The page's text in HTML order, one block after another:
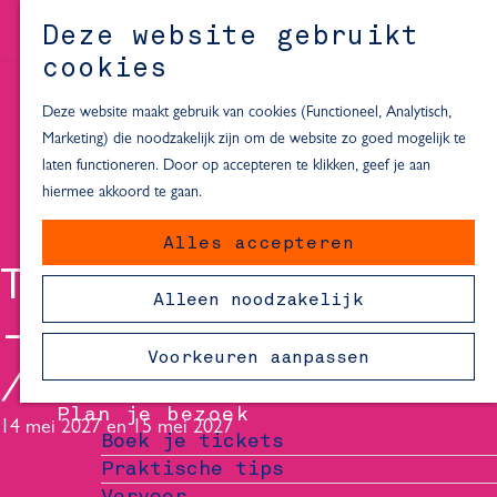
Deze website gebruikt
cookies
Deze website maakt gebruik van cookies (Functioneel, Analytisch,
Marketing) die noodzakelijk zijn om de website zo goed mogelijk te
laten functioneren. Door op accepteren te klikken, geef je aan
hiermee akkoord te gaan.
Alles accepteren
Alleen noodzakelijk
Voorkeuren aanpassen
M
e
n
u
Inspiratie voor een dagje Delft
Dagje naar het strand
Fietsen in de omgeving van Delft
Must-see attracties in de buurt
van Delft
Blijven slapen
24 uur in Delft
48 uur in Delft
72 uur in Delft
Overnachtingslocaties in Delft
Plan je bezoek
Boek je tickets
Praktische tips
THOMAS VAN LUYN
- SUPER NORMAAL
14 mei 2027 en 15 mei 2027